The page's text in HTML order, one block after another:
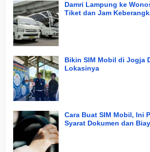
Damri Lampung ke
Tiket dan Jam
Bikin SIM Mobil di Jogja
Lokasinya
Cara Buat SIM Mobil, Ini
Syarat Dokumen dan